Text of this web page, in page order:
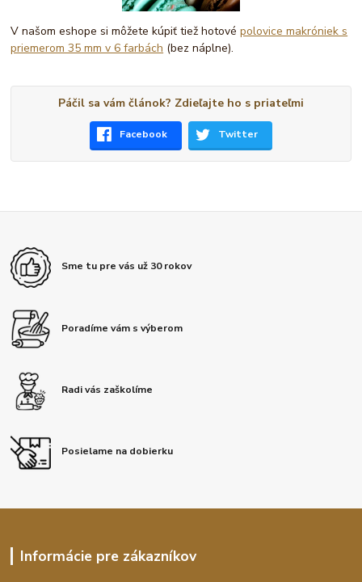
V našom eshope si môžete kúpiť tiež hotovépolovice makróniek s
priemerom 35 mm v 6 farbách (bez náplne).
Páčil sa vám článok? Zdieľajte ho s priateľmi
Facebook Twitter
Sme tu pre vás už 30 rokov
Poradíme vám s výberom
Radi vás zaškolíme
Posielame na dobierku
Informácie pre zákazníkov